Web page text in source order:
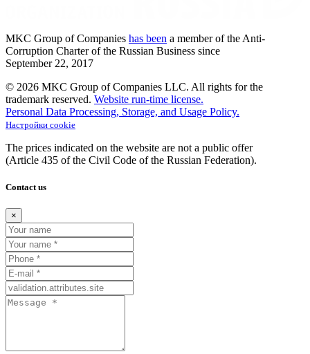
MKC Group of Companies has been a member of the Anti-
Corruption Charter of the Russian Business since
September 22, 2017
© 2026 MKC Group of Companies LLC. All rights for the
trademark reserved. Website run-time license.
Personal Data Processing, Storage, and Usage Policy.
Настройки cookie
The prices indicated on the website are not a public offer
(Article 435 of the Civil Code of the Russian Federation).
Contact us
×